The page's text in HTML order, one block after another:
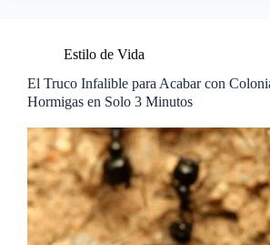
Estilo de Vida
El Truco Infalible para Acabar con
Hormigas en Solo 3 Minutos